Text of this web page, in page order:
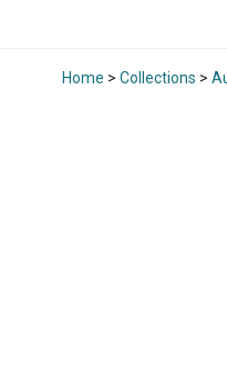
Home > Collections >